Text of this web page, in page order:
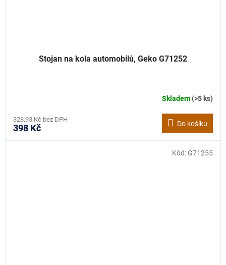
Stojan na kola automobilů, Geko G71252
Skladem(>5 ks)
328,93 Kč bez DPH
398 Kč Do košíku
Kód: G71255